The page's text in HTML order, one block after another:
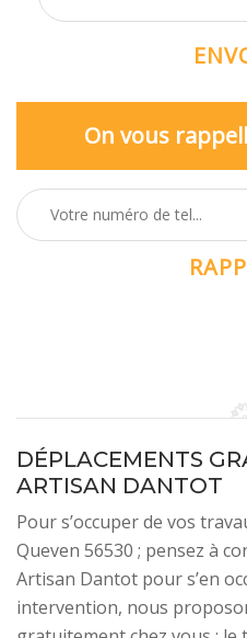
On vous
DÉPLACEMENTS
ARTISAN DANTOT
Pour s’occuper de vos
Queven 56530 ; pensez à
Artisan Dantot pour s’en
intervention, nous